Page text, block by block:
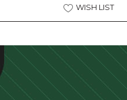
WISH LIST